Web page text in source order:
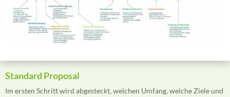
Standard Proposal
Im ersten Schritt wird abgesteckt, welchen Umfang, welche Ziele und